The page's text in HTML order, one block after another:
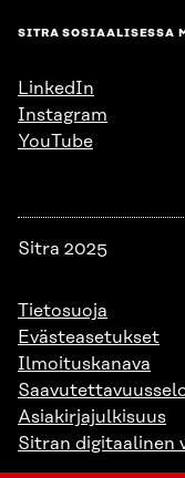
SITRA SOSIAALISESSA
LinkedIn
Instagram
YouTube
Sitra 2025
Tietosuoja
Evästeasetukset
Ilmoituskanava
Asiakirjajulkisuus
Sitran digitaalinen